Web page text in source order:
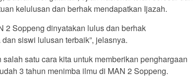
kelulusan dan berhak mendapatkan Ijazah.
2 Soppeng dinyatakan lulus dan berhak
siswi lulusan terbaik”, jelasnya.
satu cara kita untuk memberikan penghargaan
3 tahun menimba ilmu di MAN 2 Soppeng.